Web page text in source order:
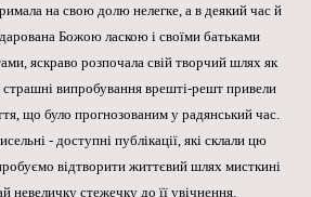
на свою долю нелегке, а в деякий час й
Божою ласкою і своїми батьками
яскраво розпочала свій творчий шлях як
випробування врешті-решт привели
що було прогнозованим у радянський час.
- доступні публікації, які склали цю
відтворити життєвий шлях мисткині
невеличку стежечку до її увічнення.